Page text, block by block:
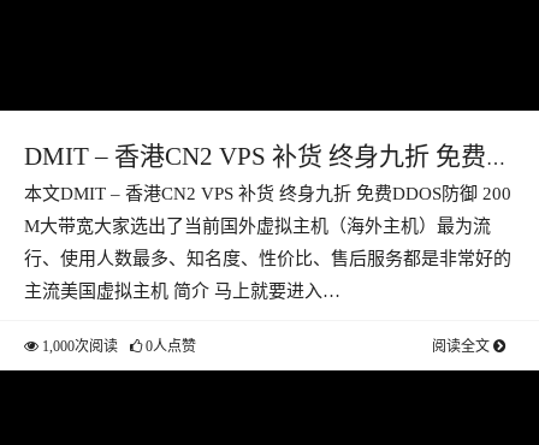
DMIT – 香港CN2 VPS 补货 终身九折 免费
DDOS防御 200M大带宽
本文DMIT – 香港CN2 VPS 补货 终身九折 免费DDOS防御 200
M大带宽大家选出了当前国外虚拟主机（海外主机）最为流
行、使用人数最多、知名度、性价比、售后服务都是非常好的
主流美国虚拟主机 简介 马上就要进入…
1,000次阅读 0人点赞 阅读全文